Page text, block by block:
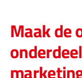
Maak de